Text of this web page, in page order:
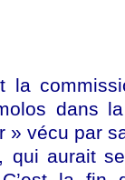
la
dans
» vécu par
qui aurait